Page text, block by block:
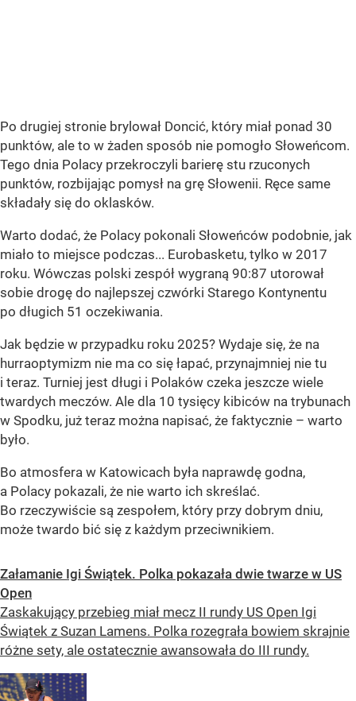
Po drugiej stronie brylował Doncić, który miał ponad 30
punktów, ale to w żaden sposób nie pomogło Słoweńcom.
Tego dnia Polacy przekroczyli barierę stu rzuconych
punktów, rozbijając pomysł na grę Słowenii. Ręce same
składały się do oklasków.
Warto dodać, że Polacy pokonali Słoweńców podobnie, jak
miało to miejsce podczas... Eurobasketu, tylko w 2017
roku. Wówczas polski zespół wygraną 90:87 utorował
sobie drogę do najlepszej czwórki Starego Kontynentu
po długich 51 oczekiwania.
Jak będzie w przypadku roku 2025? Wydaje się, że na
hurraoptymizm nie ma co się łapać, przynajmniej nie tu
i teraz. Turniej jest długi i Polaków czeka jeszcze wiele
twardych meczów. Ale dla 10 tysięcy kibiców na trybunach
w Spodku, już teraz można napisać, że faktycznie – warto
było.
Bo atmosfera w Katowicach była naprawdę godna,
a Polacy pokazali, że nie warto ich skreślać.
Bo rzeczywiście są zespołem, który przy dobrym dniu,
może twardo bić się z każdym przeciwnikiem.
Załamanie Igi Świątek. Polka pokazała dwie twarze w US
Open
Zaskakujący przebieg miał mecz II rundy US Open Igi
Świątek z Suzan Lamens. Polka rozegrała bowiem skrajnie
różne sety, ale ostatecznie awansowała do III rundy.